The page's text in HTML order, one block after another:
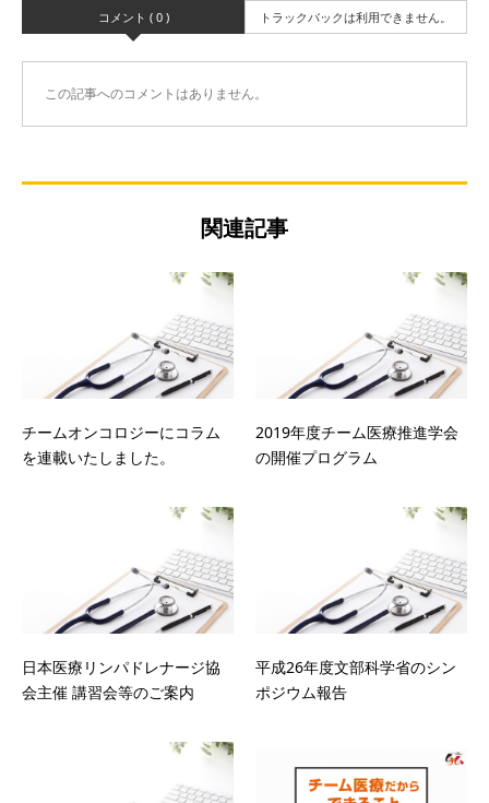
コメント ( 0 ) トラックバックは利用できません。
この記事へのコメントはありません。
関連記事
チームオンコロジーにコラム
を連載いたしました。
2019年度チーム医療推進学会
の開催プログラム
日本医療リンパドレナージ協
会主催 講習会等のご案内
平成26年度文部科学省のシン
ポジウム報告